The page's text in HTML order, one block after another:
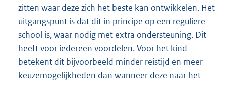
zitten waar deze zich het beste kan ontwikkelen. Het
uitgangspunt is dat dit in principe op een reguliere
school is, waar nodig met extra ondersteuning. Dit
heeft voor iedereen voordelen. Voor het kind
betekent dit bijvoorbeeld minder reistijd en meer
keuzemogelijkheden dan wanneer deze naar het